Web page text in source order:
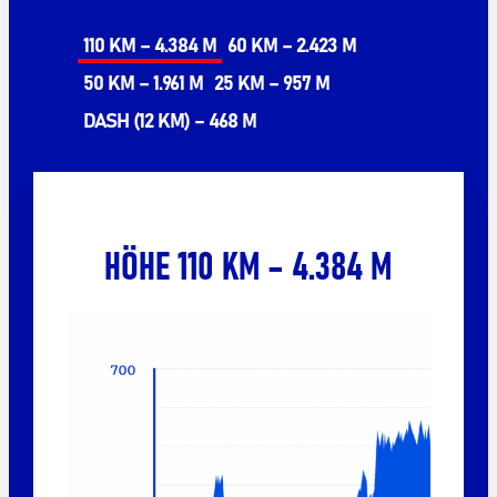
110 KM – 4.384 M 60 KM – 2.423 M
50 KM – 1.961 M 25 KM – 957 M
DASH (12 KM) – 468 M
HÖHE 110 KM – 4.384 M